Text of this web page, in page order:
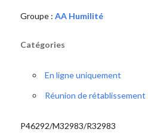
Groupe : AA Humilité
Catégories
En ligne uniquement
Réunion de rétablissement
P46292/M32983/R32983